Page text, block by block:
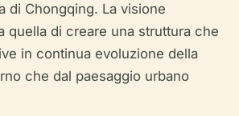
di Chongqing. La visione
quella di creare una struttura che
in continua evoluzione della
che dal paesaggio urbano